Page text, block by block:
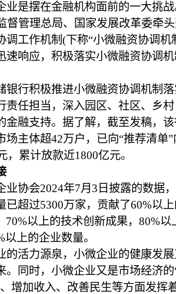
业是摆在金融机构面前的一大挑
督管理总局、国家发展改革委牵
调工作机制(下称“小微融资协调机
速响应，积极落实小微融资协调
行积极推进小微融资协调机制落
责任担当，深入园区、社区、乡
金融支持。据了解，截至发稿，
场主体超42万户，已向“推荐清单
，累计放款近1800亿元。
协会2024年7月3日披露的数据
已超过5300万家，贡献了60%以
70%以上的技术创新成果，80%以
上的企业数量。
活力源泉，小微企业的健康发展
。同时，小微企业又是市场经济的
增加收入、改善民生等方面发挥